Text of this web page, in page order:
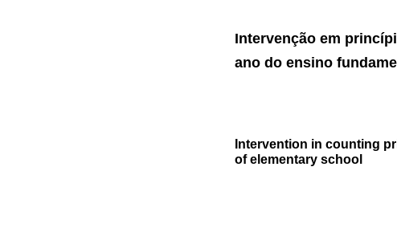
Intervenção em
ano do ensino
Intervention in counting
of elementary school